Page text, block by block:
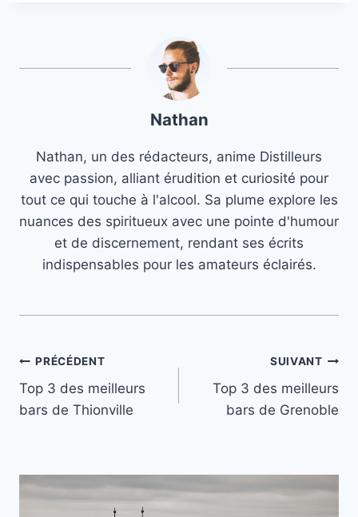
Nathan
Nathan, un des rédacteurs, anime Distilleurs
avec passion, alliant érudition et curiosité pour
tout ce qui touche à l'alcool. Sa plume explore les
nuances des spiritueux avec une pointe d'humour
et de discernement, rendant ses écrits
indispensables pour les amateurs éclairés.
Navigation
de
PRÉCÉDENT
Top 3 des meilleurs
bars de Thionville
SUIVANT
Top 3 des meilleurs
bars de Grenoble